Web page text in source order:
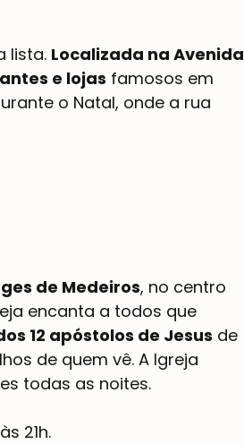
lista. Localizada na Avenida
e lojas famosos em
o Natal, onde a rua
de Medeiros, no centro
encanta a todos que
12 apóstolos de Jesus de
de quem vê. A Igreja
todas as noites.
21h.